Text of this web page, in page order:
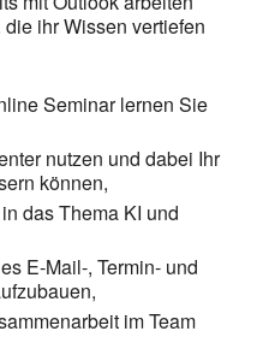
ihr Wissen vertiefen
Seminar lernen Sie
nutzen und dabei Ihr
können,
das Thema KI und
E-Mail-, Termin- und
im Team